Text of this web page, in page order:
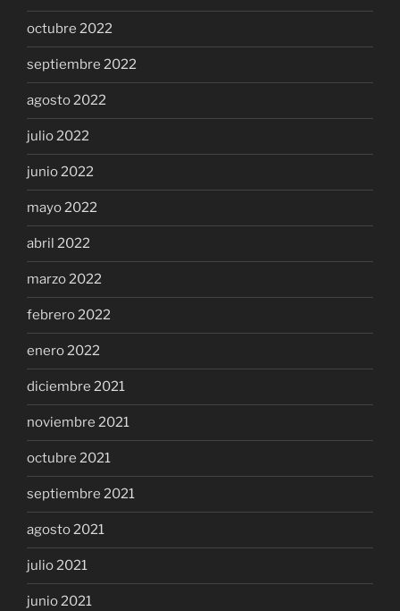
octubre 2022
septiembre 2022
agosto 2022
julio 2022
junio 2022
mayo 2022
abril 2022
marzo 2022
febrero 2022
enero 2022
diciembre 2021
noviembre 2021
octubre 2021
septiembre 2021
agosto 2021
julio 2021
junio 2021